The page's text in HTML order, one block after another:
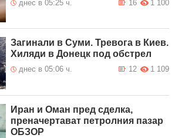
днес в 05:25 ч. 1 100
16
Загинали в Суми. Тревога в Киев.
Хиляди в Донецк под обстрел
днес в 05:06 ч. 1 109
12
Иран и Оман пред сделка,
преначертават петролния пазар
ОБЗОР